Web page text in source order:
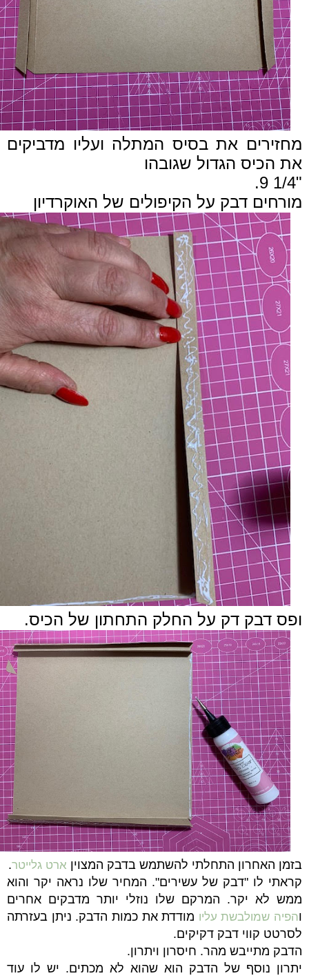
מחזירים את בסיס המתלה ועליו מדביקים
את הכיס הגדול שגובהו
"1/4 9.
מורחים דבק על הקיפולים של האוקרדיון
ופס דבק דק על החלק התחתון של הכיס.
בזמן האחרון התחלתי להשתמש בדבק המצוין ארט גלייטר.
קראתי לו "דבק של עשירים". המחיר שלו נראה יקר והוא
ממש לא יקר. המרקם שלו נוזלי יותר מדבקים אחרים
והפיה שמולבשת עליו מודדת את כמות הדבק. ניתן בעזרתה
לסרטט קווי דבק דקיקים.
הדבק מתייבש מהר. חיסרון ויתרון.
יתרון נוסף של הדבק הוא שהוא לא מכתים. יש לו עוד